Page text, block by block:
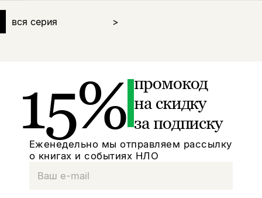
вся серия >
15% промокод
на скидку
за подписку
Еженедельно мы отправляем рассылку
о книгах и событиях НЛО